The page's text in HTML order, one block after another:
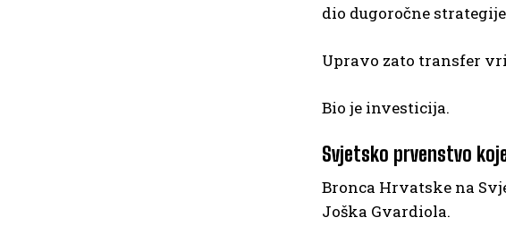
dio dugoročne
Upravo zato transfer
Bio je investicija.
Svjetsko prvenstvo
Bronca Hrvatske na
Joška Gvardiola.